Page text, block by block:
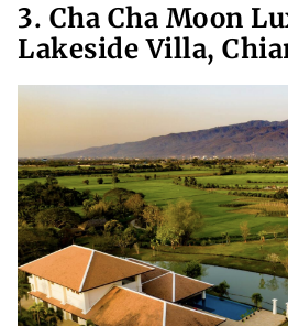
3. Cha Cha Moon
Lakeside Villa,